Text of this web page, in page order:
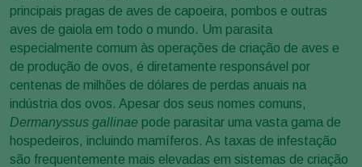
principais pragas de aves de capoeira, pombos e outras
aves de gaiola em todo o mundo. Um parasita
especialmente comum às operações de criação de aves e
de produção de ovos, é diretamente responsável por
centenas de milhões de dólares de perdas anuais na
indústria dos ovos. Apesar dos seus nomes comuns,
Dermanyssus gallinae pode parasitar uma vasta gama de
hospedeiros, incluindo mamíferos. As taxas de infestação
são frequentemente mais elevadas em sistemas de criação